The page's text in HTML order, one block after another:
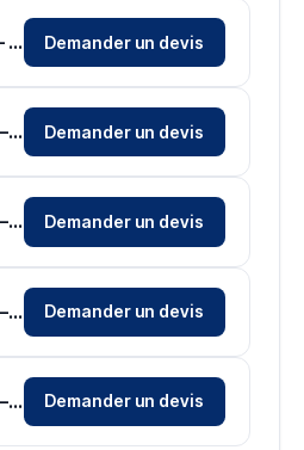
Installateur #1 — Zone Morbihan Demander un devis
Installateur #2 — Zone Morbihan Demander un devis
Installateur #3 — Zone Morbihan Demander un devis
Installateur #4 — Zone Morbihan Demander un devis
Installateur #5 — Zone Morbihan Demander un devis